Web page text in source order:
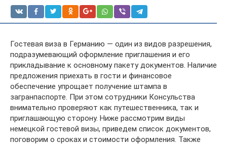
Гостевая виза в Германию — один из видов разрешения,
подразумевающий оформление приглашения и его
прикладывание к основному пакету документов. Наличие
предложения приехать в гости и финансовое
обеспечение упрощает получение штампа в
загранпаспорте. При этом сотрудники Консульства
внимательно проверяют как путешественника, так и
приглашающую сторону. Ниже рассмотрим виды
немецкой гостевой визы, приведем список документов,
поговорим о сроках и стоимости оформления. Также